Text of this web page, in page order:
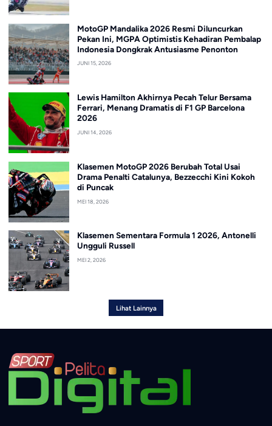
MotoGP Mandalika 2026 Resmi Diluncurkan
Pekan Ini, MGPA Optimistis Kehadiran Pembalap
Indonesia Dongkrak Antusiasme Penonton
JUNI 15, 2026
Lewis Hamilton Akhirnya Pecah Telur Bersama
Ferrari, Menang Dramatis di F1 GP Barcelona
2026
JUNI 14, 2026
Klasemen MotoGP 2026 Berubah Total Usai
Drama Penalti Catalunya, Bezzecchi Kini Kokoh
di Puncak
MEI 18, 2026
Klasemen Sementara Formula 1 2026, Antonelli
Ungguli Russell
MEI 2, 2026
Lihat Lainnya